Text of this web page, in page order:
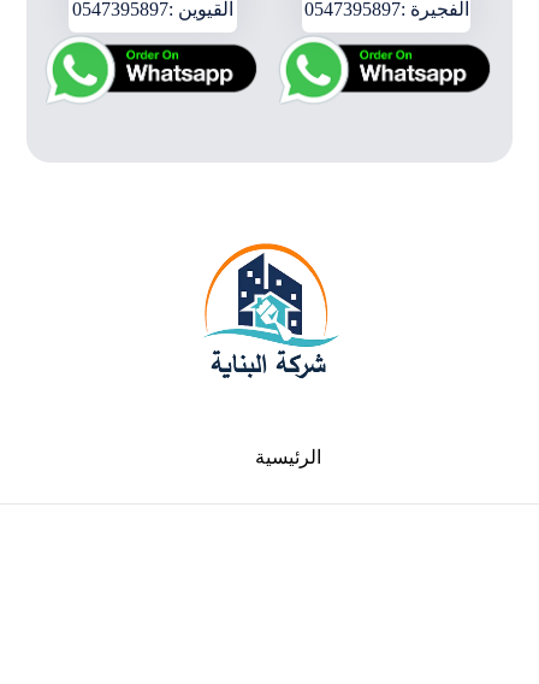
الفجيرة :0547395897
القيوين :0547395897
الرئيسية